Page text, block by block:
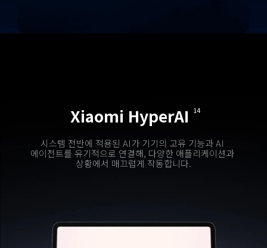
Xiaomi HyperAI 14
시스템 전반에 적용된 AI가 기기의 고유 기능과 AI
에이전트를 유기적으로 연결해, 다양한 애플리케이션과
상황에서 매끄럽게 작동합니다.